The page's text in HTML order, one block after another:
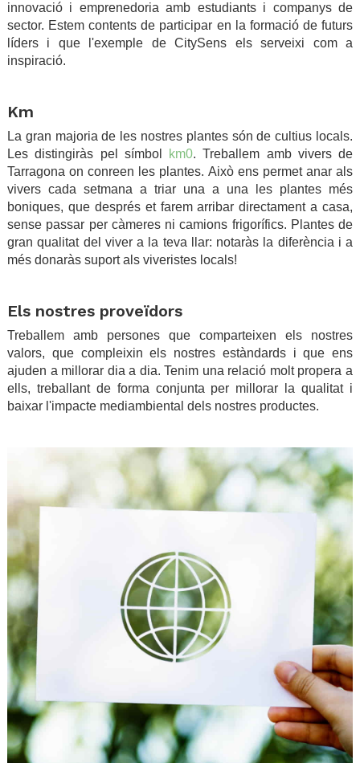
innovació i emprenedoria amb estudiants i companys de
sector. Estem contents de participar en la formació de futurs
líders i que l'exemple de CitySens els serveixi com a
inspiració.
Km
La gran majoria de les nostres plantes són de cultius locals.
Les distingiràs pel símbol
km0. Treballem amb vivers de
Tarragona on conreen les plantes. Això ens permet anar als
vivers cada setmana a triar una a una les plantes més
boniques, que després et farem arribar directament a casa,
sense passar per càmeres ni camions frigorífics. Plantes de
gran qualitat del viver a la teva llar: notaràs la diferència i a
més donaràs suport als viveristes locals!
Els nostres proveïdors
Treballem amb persones que comparteixen els nostres
valors, que compleixin els nostres estàndards i que ens
ajuden a millorar dia a dia. Tenim una relació molt propera a
ells, treballant de forma conjunta per millorar la qualitat i
baixar l'impacte mediambiental dels nostres productes.